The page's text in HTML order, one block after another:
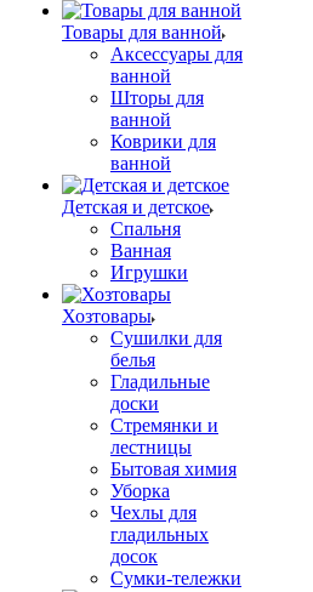
Товары для ванной
Аксессуары для
ванной
Шторы для
ванной
Коврики для
ванной
Детская и детское
Спальня
Ванная
Игрушки
Хозтовары
Сушилки для
белья
Гладильные
доски
Стремянки и
лестницы
Бытовая химия
Уборка
Чехлы для
гладильных
досок
Сумки-тележки